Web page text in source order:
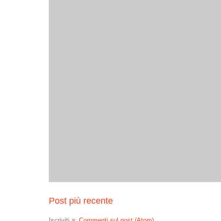
Post più recente